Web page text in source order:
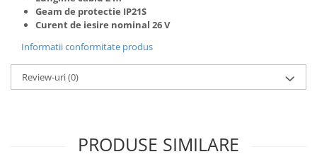
Geam de protectie IP21S
Curent de iesire nominal 26 V
Informatii conformitate produs
Review-uri(0)
PRODUSE SIMILARE